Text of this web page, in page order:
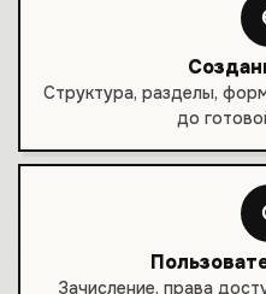
Структура, разделы,
до
Зачисление, права